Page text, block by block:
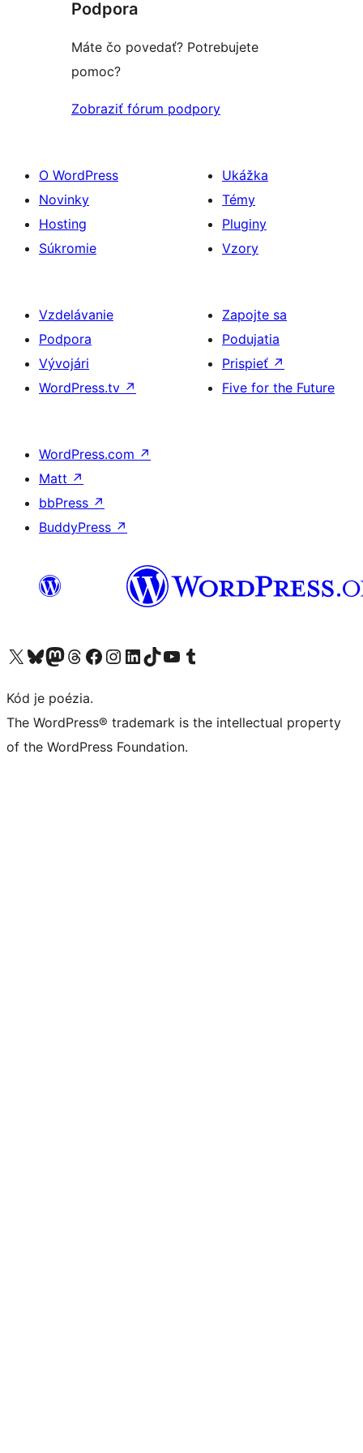
hviezdičkovým
hodnotením
Podpora
Máte čo povedať? Potrebujete
pomoc?
Zobraziť fórum podpory
O WordPress
Novinky
Hosting
Súkromie
Ukážka
Témy
Pluginy
Vzory
Vzdelávanie
Podpora
Vývojári
WordPress.tv ↗
Zapojte sa
Podujatia
Prispieť ↗
Five for the Future
WordPress.com ↗
Matt ↗
bbPress ↗
BuddyPress ↗
Navštívte náš účet na X (predtým Twitter)
Navštívte náš účet na platforme Bluesky
Navštívte náš účet na Mastodone
Navštívte náš účet na platforme Threads
Navštívte našu stránku na Facebooku
Navštívte náš účet Instagram
Navštívte náš účet LinkedIn
Navštívte náš účet na platforme TikTok
Navštívte náš kanál YouTube
Navštívte náš účet na platforme Tumblr
Kód je poézia.
The WordPress® trademark is the intellectual property
of the WordPress Foundation.